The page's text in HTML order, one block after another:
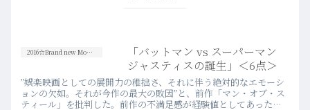
2016☆Brand new Movies
「バットマン vs スーパーマン
ジャスティスの誕生」＜6点＞
”娯楽映画としての展開力の稚拙さ、それに伴う絶対的なエモーシ
ョンの欠如。それが今作の最大の敗因”と、前作「マン・オブ・ス
ティール」を批判した。前作の不満足感が経験値としてあったた